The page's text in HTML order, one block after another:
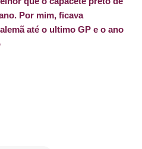
Por mim, ficava
até o ultimo GP e o ano